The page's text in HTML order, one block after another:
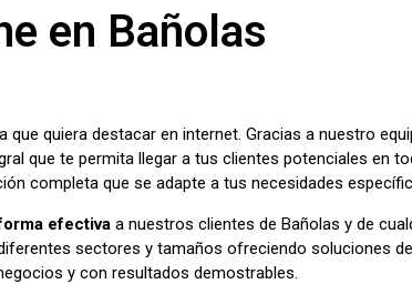
en Bañolas
quiera destacar en internet. Gracias a nuestro
que te permita llegar a tus clientes potenciales en
completa que se adapte a tus necesidades
efectivaa nuestros clientes de Bañolas y de
sectores y tamaños ofreciendo soluciones
y con resultados demostrables.